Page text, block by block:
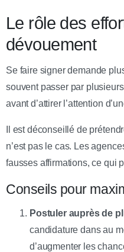
Le rôle des
dévouement
Se faire signer demande
souvent passer par
avant d’attirer l’attention
Il est déconseillé de
n’est pas le cas. Les
fausses affirmations, ce qui
Conseils pour
Postuler auprès de
candidature dans au
d’augmenter les